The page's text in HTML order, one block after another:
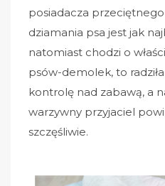
posiadacza
dziamania psa jest jak
natomiast chodzi o
psów-demolek, to
kontrolę nad zabawą, a
warzywny przyjaciel
szczęśliwie.